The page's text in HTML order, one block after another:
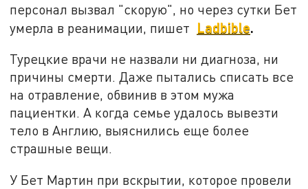
персонал вызвал "скорую", но через сутки Бет
умерла в реанимации, пишет Ladbible.
Турецкие врачи не назвали ни диагноза, ни
причины смерти. Даже пытались списать все
на отравление, обвинив в этом мужа
пациентки. А когда семье удалось вывезти
тело в Англию, выяснились еще более
страшные вещи.
У Бет Мартин при вскрытии, которое провели